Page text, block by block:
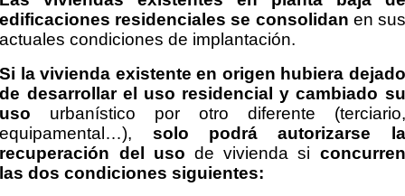
edificaciones residenciales se consolidan en sus
actuales condiciones de implantación.
Si la vivienda existente en origen hubiera dejado
de desarrollar el uso residencial y cambiado su
uso urbanístico por otro diferente (terciario,
equipamental…), solo podrá autorizarse la
recuperación del uso de vivienda si concurren
las dos condiciones siguientes: